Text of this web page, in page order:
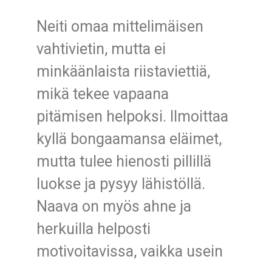
Neiti omaa mittelimäisen
vahtivietin, mutta ei
minkäänlaista riistaviettiä,
mikä tekee vapaana
pitämisen helpoksi. Ilmoittaa
kyllä bongaamansa eläimet,
mutta tulee hienosti pillillä
luokse ja pysyy lähistöllä.
Naava on myös ahne ja
herkuilla helposti
motivoitavissa, vaikka usein